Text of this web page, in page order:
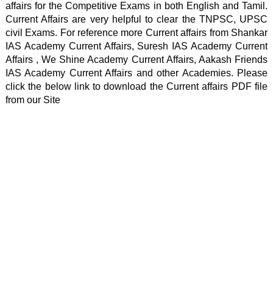
affairs for the Competitive Exams in both English and Tamil.
Current Affairs are very helpful to clear the TNPSC, UPSC
civil Exams. For reference more Current affairs from Shankar
IAS Academy Current Affairs, Suresh IAS Academy Current
Affairs , We Shine Academy Current Affairs, Aakash Friends
IAS Academy Current Affairs and other Academies. Please
click the below link to download the Current affairs PDF file
from our Site